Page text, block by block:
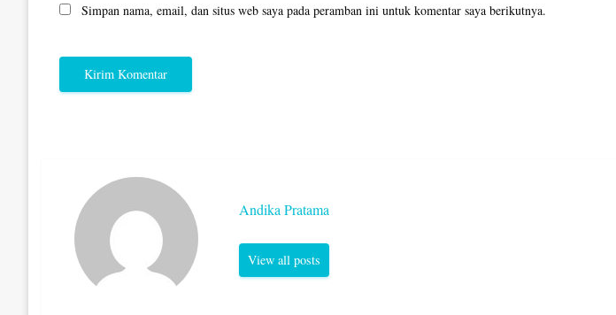
Simpan nama, email, dan situs web saya pada peramban ini untuk komentar saya berikutnya.
Andika Pratama
View all posts